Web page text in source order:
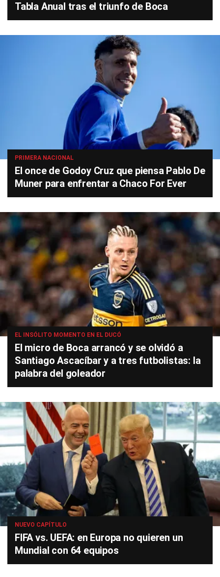
Tabla Anual tras el triunfo de Boca
PRIMERA NACIONAL
El once de Godoy Cruz que piensa Pablo De
Muner para enfrentar a Chaco For Ever
EL INSÓLITO MOMENTO EN EL DUCÓ
El micro de Boca arrancó y se olvidó a
Santiago Ascacíbar y a tres futbolistas: la
palabra del goleador
NUEVO CAPÍTULO
FIFA vs. UEFA: en Europa no quieren un
Mundial con 64 equipos